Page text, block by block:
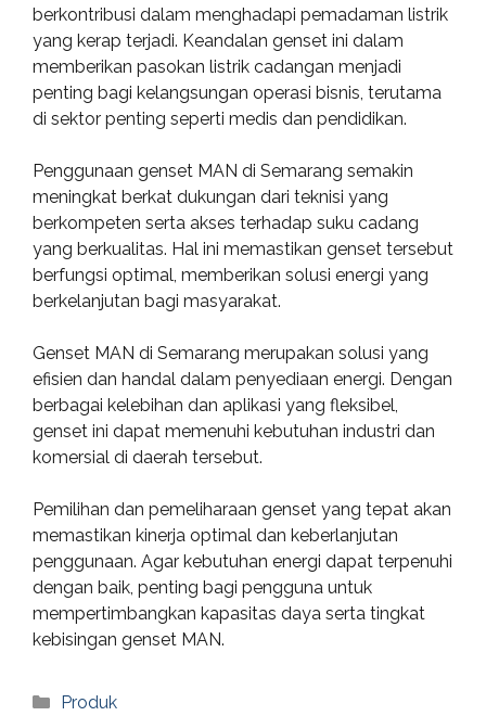
berkontribusi dalam menghadapi pemadaman listrik
yang kerap terjadi. Keandalan genset ini dalam
memberikan pasokan listrik cadangan menjadi
penting bagi kelangsungan operasi bisnis, terutama
di sektor penting seperti medis dan pendidikan.
Penggunaan genset MAN di Semarang semakin
meningkat berkat dukungan dari teknisi yang
berkompeten serta akses terhadap suku cadang
yang berkualitas. Hal ini memastikan genset tersebut
berfungsi optimal, memberikan solusi energi yang
berkelanjutan bagi masyarakat.
Genset MAN di Semarang merupakan solusi yang
efisien dan handal dalam penyediaan energi. Dengan
berbagai kelebihan dan aplikasi yang fleksibel,
genset ini dapat memenuhi kebutuhan industri dan
komersial di daerah tersebut.
Pemilihan dan pemeliharaan genset yang tepat akan
memastikan kinerja optimal dan keberlanjutan
penggunaan. Agar kebutuhan energi dapat terpenuhi
dengan baik, penting bagi pengguna untuk
mempertimbangkan kapasitas daya serta tingkat
kebisingan genset MAN.
Categories
Produk